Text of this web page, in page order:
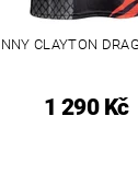
CLAYTON
1 290 Kč